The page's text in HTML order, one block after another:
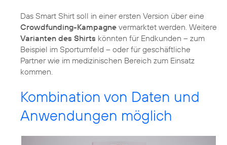
Das Smart Shirt soll in einer ersten Version über eine
Crowdfunding-Kampagne vermarktet werden. Weitere
Varianten des Shirts könnten für Endkunden – zum
Beispiel im Sportumfeld – oder für geschäftliche
Partner wie im medizinischen Bereich zum Einsatz
kommen.
Kombination von Daten und
Anwendungen möglich